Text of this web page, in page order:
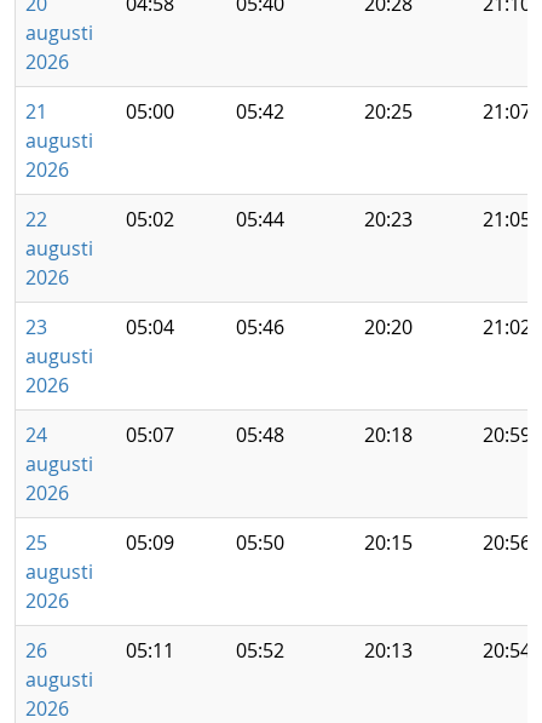
augusti
2026
21
augusti
2026
05:00 05:42 20:25 21:07
22
augusti
2026
05:02 05:44 20:23 21:05
23
augusti
2026
05:04 05:46 20:20 21:02
24
augusti
2026
05:07 05:48 20:18 20:59
25
augusti
2026
05:09 05:50 20:15 20:56
26
augusti
2026
05:11 05:52 20:13 20:54